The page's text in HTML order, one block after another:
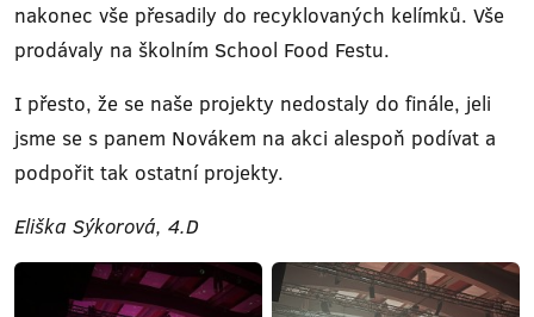
nakonec vše přesadily do recyklovaných kelímků. Vše
prodávaly na školním School Food Festu.
I přesto, že se naše projekty nedostaly do finále, jeli
jsme se s panem Novákem na akci alespoň podívat a
podpořit tak ostatní projekty.
Eliška Sýkorová, 4.D